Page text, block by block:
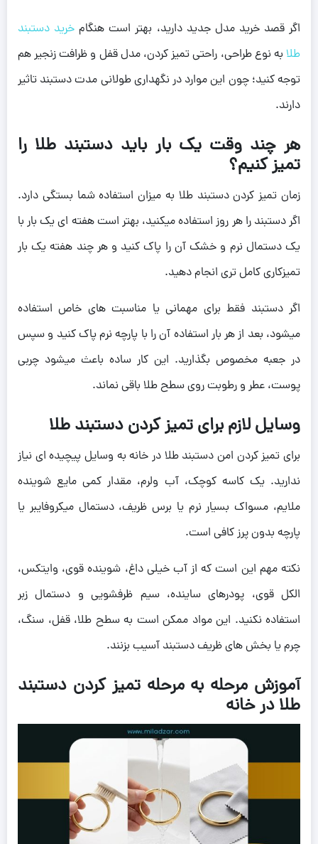
اگر قصد خرید مدل جدید دارید، بهتر است هنگام خرید دستبند
طلا به نوع طراحی، راحتی تمیز کردن، مدل قفل و ظرافت زنجیر هم
توجه کنید؛ چون این موارد در نگهداری طولانی مدت دستبند تاثیر
دارند.
هر چند وقت یک بار باید دستبند طلا را
تمیز کنیم؟
زمان تمیز کردن دستبند طلا به میزان استفاده شما بستگی دارد.
اگر دستبند را هر روز استفاده میکنید، بهتر است هفته ای یک بار با
یک دستمال نرم و خشک آن را پاک کنید و هر چند هفته یک بار
تمیزکاری کامل تری انجام دهید.
اگر دستبند فقط برای مهمانی یا مناسبت های خاص استفاده
میشود، بعد از هر بار استفاده آن را با پارچه نرم پاک کنید و سپس
در جعبه مخصوص بگذارید. این کار ساده باعث میشود چربی
پوست، عطر و رطوبت روی سطح طلا باقی نماند.
وسایل لازم برای تمیز کردن دستبند طلا
برای تمیز کردن امن دستبند طلا در خانه به وسایل پیچیده ای نیاز
ندارید. یک کاسه کوچک، آب ولرم، مقدار کمی مایع شوینده
ملایم، مسواک بسیار نرم یا برس ظریف، دستمال میکروفایبر یا
پارچه بدون پرز کافی است.
نکته مهم این است که از آب خیلی داغ، شوینده قوی، وایتکس،
الکل قوی، پودرهای ساینده، سیم ظرفشویی و دستمال زبر
استفاده نکنید. این مواد ممکن است به سطح طلا، قفل، سنگ،
چرم یا بخش های ظریف دستبند آسیب بزنند.
آموزش مرحله به مرحله تمیز کردن دستبند
طلا در خانه